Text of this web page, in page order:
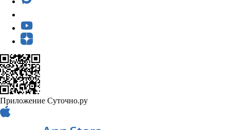
Приложение Суточно.ру